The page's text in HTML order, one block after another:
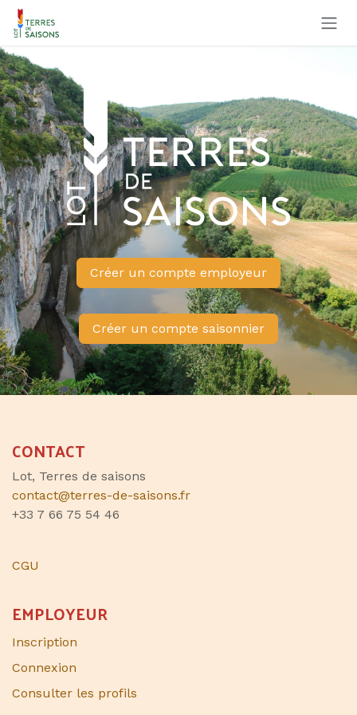
Se rendre au contenu
Créer un compte employeur
Créer un compte saisonnier
CONTACT
Lot, Terres de saisons
contact@terres-de-saisons.fr
+33 7 66 75 54 46
CGU
EMPLOYEUR
Inscription
Connexion
Consulter les profils